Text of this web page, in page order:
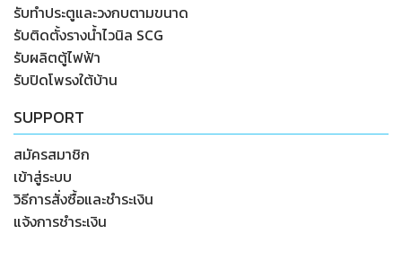
รับทำประตูและวงกบตามขนาด
รับติดตั้งรางน้ำไวนิล SCG
รับผลิตตู้ไฟฟ้า
รับปิดโพรงใต้บ้าน
SUPPORT
สมัครสมาชิก
เข้าสู่ระบบ
วิธีการสั่งซื้อและชำระเงิน
แจ้งการชำระเงิน